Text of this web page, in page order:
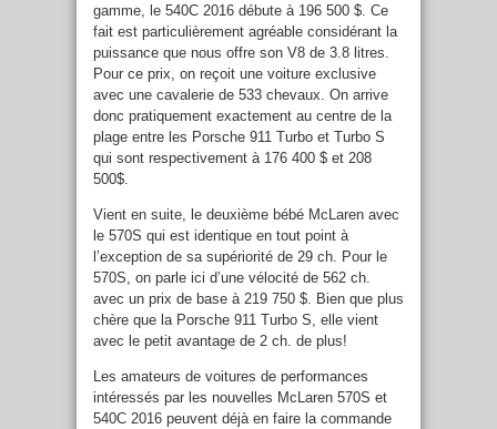
gamme, le 540C 2016 débute à 196 500 $. Ce
fait est particulièrement agréable considérant la
puissance que nous offre son V8 de 3.8 litres.
Pour ce prix, on reçoit une voiture exclusive
avec une cavalerie de 533 chevaux. On arrive
donc pratiquement exactement au centre de la
plage entre les Porsche 911 Turbo et Turbo S
qui sont respectivement à 176 400 $ et 208
500$.
Vient en suite, le deuxième bébé McLaren avec
le 570S qui est identique en tout point à
l’exception de sa supériorité de 29 ch. Pour le
570S, on parle ici d’une vélocité de 562 ch.
avec un prix de base à 219 750 $. Bien que plus
chère que la Porsche 911 Turbo S, elle vient
avec le petit avantage de 2 ch. de plus!
Les amateurs de voitures de performances
intéressés par les nouvelles McLaren 570S et
540C 2016 peuvent déjà en faire la commande